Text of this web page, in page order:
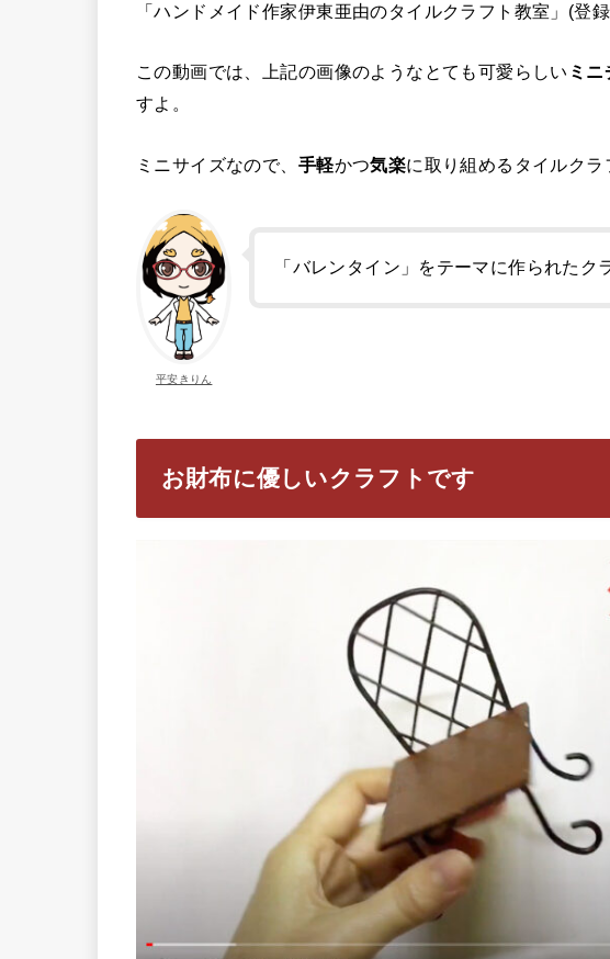
「ハンドメイド作家伊東亜由のタイルクラフト教室」(登
この動画では、上記の画像のようなとても可愛らしい ミニ
すよ。
ミニサイズなので、 手軽かつ気楽に取り組めるタイルクラ
平安きりん
「バレンタイン」をテーマに作られたク
お財布に優しいクラフトです